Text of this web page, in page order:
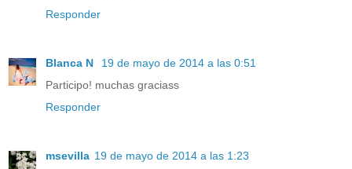
Responder
Blanca N
19 de mayo de 2014 a las 0:51
Participo! muchas graciass
Responder
msevilla 19 de mayo de 2014 a las 1:23